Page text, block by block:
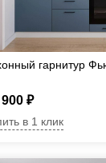
гарнитур
₽
в 1 клик